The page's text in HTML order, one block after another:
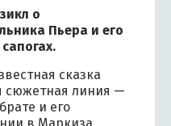
о
Пьера и его
сказка
сюжетная линия —
и его
в Маркиза